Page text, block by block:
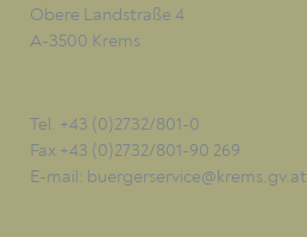
Obere Landstraße 4
A-3500 Krems
Tel. +43 (0)2732/801-0
Fax +43 (0)2732/801-90 269
E-mail: buergerservice@krems.gv.at